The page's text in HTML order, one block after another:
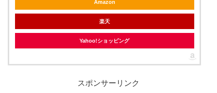
Amazon
楽天
Yahoo!ショッピング
スポンサーリンク